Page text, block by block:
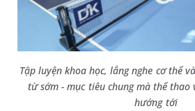
Tập luyện khoa học, lắng nghe cơ thể
từ sớm - mục tiêu chung mà thể thao
hướng tới